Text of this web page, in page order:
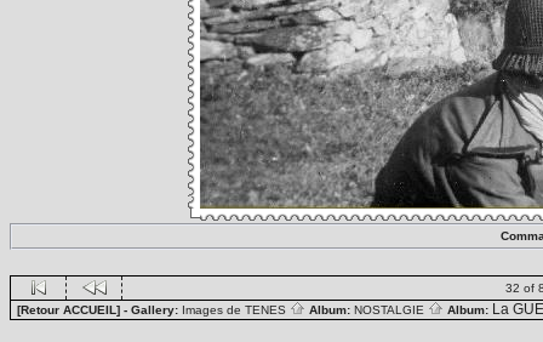
32 of
[Retour ACCUEIL] - Gallery: Images de TENES Album: NOSTALGIE Album: La